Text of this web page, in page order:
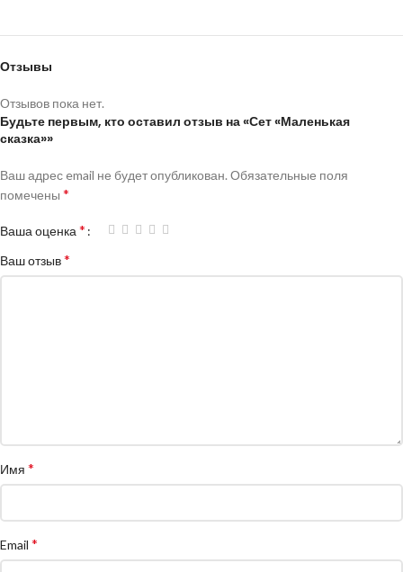
Отзывы
Отзывов пока нет.
Будьте первым, кто оставил отзыв на «Сет «Маленькая
сказка»»
Ваш адрес email не будет опубликован. Обязательные поля
помечены *
Ваша оценка *
Ваш отзыв*
Имя *
Email *